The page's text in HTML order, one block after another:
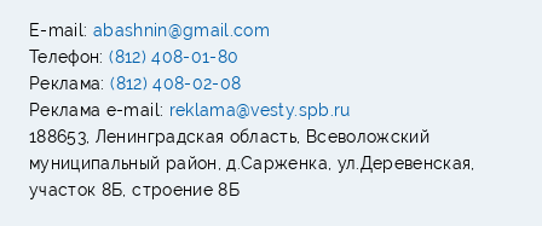
E-mail: abashnin@gmail.com
Телефон:(812) 408-01-80
Реклама:(812) 408-02-08
Реклама e-mail: reklama@vesty.spb.ru
188653, Ленинградская область, Всеволожский
муниципальный район, д.Сарженка, ул.Деревенская,
участок 8Б, строение 8Б